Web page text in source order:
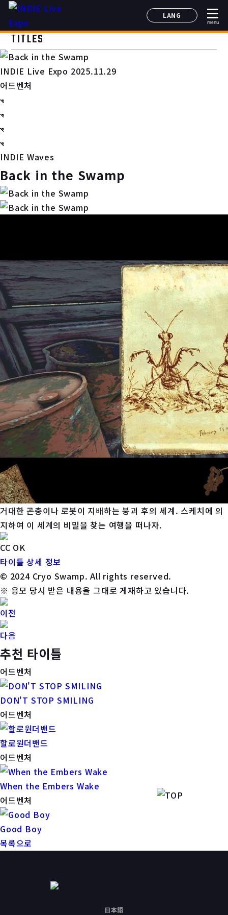
LANG
日本語
menu
TITLES
INDIE Live Expo 2025.11.29
어드벤처
INDIE Waves
Back in the Swamp
거대한 곤충이나 로봇이 지배하는 붕괴 후의 세계. 스케치에 의
지하여 이 세계의 비밀을 찾는 여행을 떠나자.
CC OK
타이틀 상세 정보
© 2024 Cryo Swamp. All rights reserved.
※ 응모 당시 받은 내용을 그대로 게재하고 있습니다.
이전
다음
추천 타이틀
어드벤처
DON'T STOP SMILING
어드벤처
할로원더밴드
어드벤처
When the Embers Wake
어드벤처
Good Boy
목록으로
日本語